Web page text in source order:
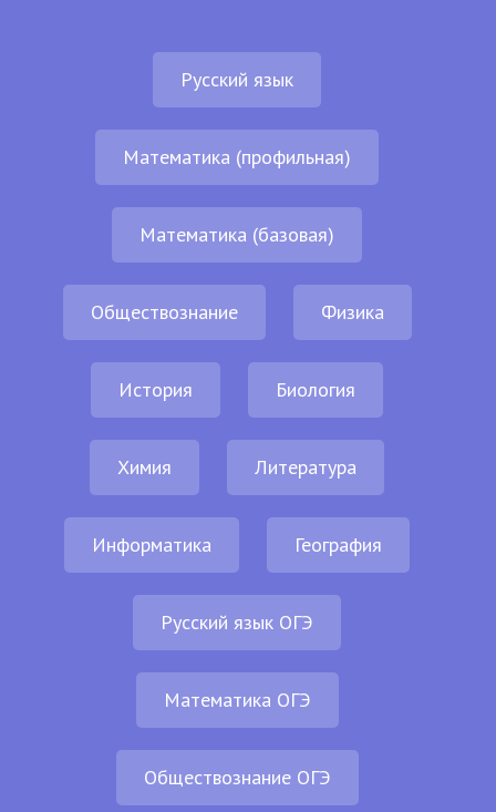
Русский язык
Математика (профильная)
Математика (базовая)
Обществознание Физика
История Биология
Химия Литература
Информатика География
Русский язык ОГЭ
Математика ОГЭ
Обществознание ОГЭ